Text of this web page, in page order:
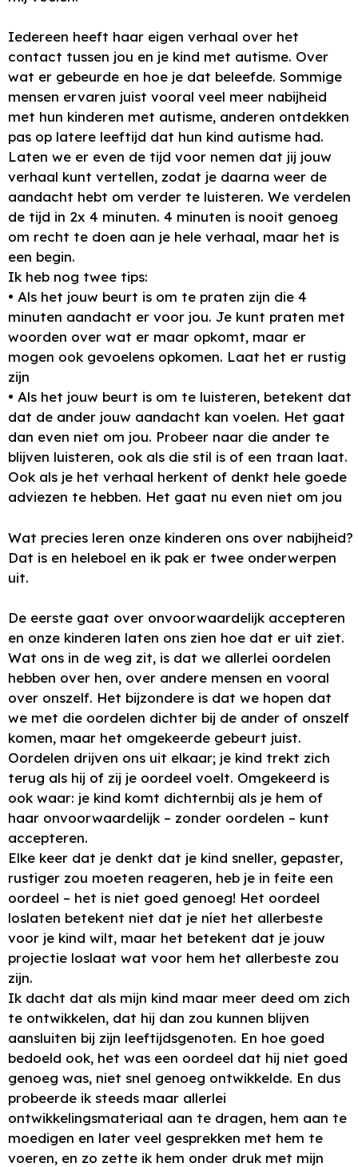
Iedereen heeft haar eigen verhaal over het
contact tussen jou en je kind met autisme. Over
wat er gebeurde en hoe je dat beleefde. Sommige
mensen ervaren juist vooral veel meer nabijheid
met hun kinderen met autisme, anderen ontdekken
pas op latere leeftijd dat hun kind autisme had.
Laten we er even de tijd voor nemen dat jij jouw
verhaal kunt vertellen, zodat je daarna weer de
aandacht hebt om verder te luisteren. We verdelen
de tijd in 2x 4 minuten. 4 minuten is nooit genoeg
om recht te doen aan je hele verhaal, maar het is
een begin.
Ik heb nog twee tips:
• Als het jouw beurt is om te praten zijn die 4
minuten aandacht er voor jou. Je kunt praten met
woorden over wat er maar opkomt, maar er
mogen ook gevoelens opkomen. Laat het er rustig
zijn
• Als het jouw beurt is om te luisteren, betekent dat
dat de ander jouw aandacht kan voelen. Het gaat
dan even niet om jou. Probeer naar die ander te
blijven luisteren, ook als die stil is of een traan laat.
Ook als je het verhaal herkent of denkt hele goede
adviezen te hebben. Het gaat nu even niet om jou
Wat precies leren onze kinderen ons over nabijheid?
Dat is en heleboel en ik pak er twee onderwerpen
uit.
De eerste gaat over onvoorwaardelijk accepteren
en onze kinderen laten ons zien hoe dat er uit ziet.
Wat ons in de weg zit, is dat we allerlei oordelen
hebben over hen, over andere mensen en vooral
over onszelf. Het bijzondere is dat we hopen dat
we met die oordelen dichter bij de ander of onszelf
komen, maar het omgekeerde gebeurt juist.
Oordelen drijven ons uit elkaar; je kind trekt zich
terug als hij of zij je oordeel voelt. Omgekeerd is
ook waar: je kind komt dichternbij als je hem of
haar onvoorwaardelijk – zonder oordelen – kunt
accepteren.
Elke keer dat je denkt dat je kind sneller, gepaster,
rustiger zou moeten reageren, heb je in feite een
oordeel – het is niet goed genoeg! Het oordeel
loslaten betekent niet dat je níet het allerbeste
voor je kind wilt, maar het betekent dat je jouw
projectie loslaat wat voor hem het allerbeste zou
zijn.
Ik dacht dat als mijn kind maar meer deed om zich
te ontwikkelen, dat hij dan zou kunnen blijven
aansluiten bij zijn leeftijdsgenoten. En hoe goed
bedoeld ook, het was een oordeel dat hij niet goed
genoeg was, niet snel genoeg ontwikkelde. En dus
probeerde ik steeds maar allerlei
ontwikkelingsmateriaal aan te dragen, hem aan te
moedigen en later veel gesprekken met hem te
voeren, en zo zette ik hem onder druk met mijn